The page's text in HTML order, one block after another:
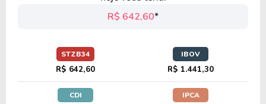
R$ 642,60*
STZB34
R$ 642,60
IBOV
R$ 1.441,30
CDI IPCA